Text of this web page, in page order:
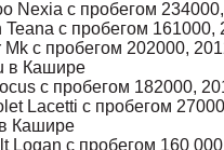
Nexia с пробегом
с пробегом 161000,
с пробегом 202000,
в Кашире
с пробегом 182000,
Lacetti с пробегом
Кашире
Logan с пробегом 160